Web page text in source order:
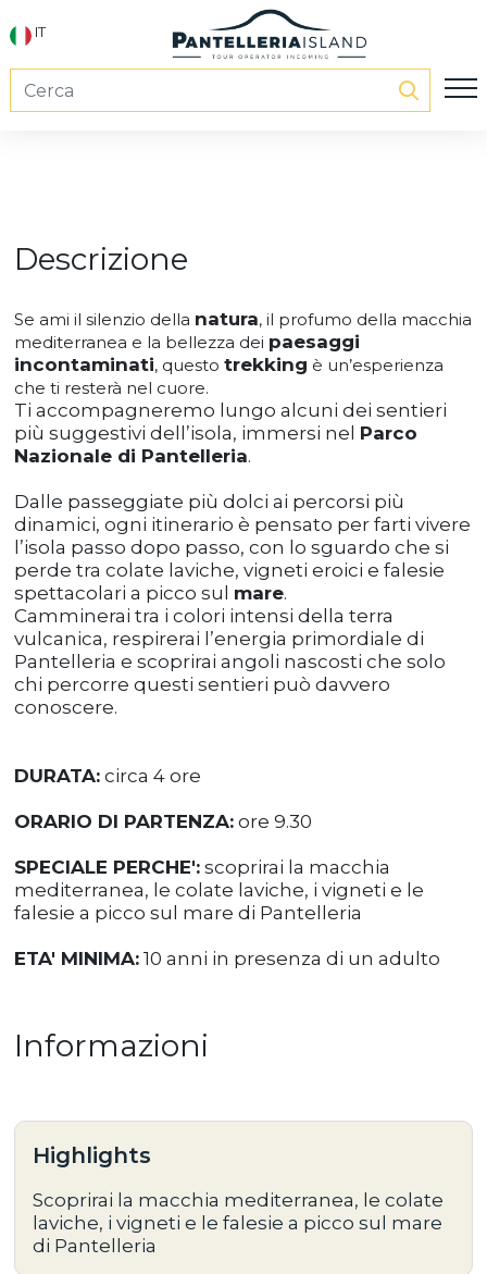
IT
Descrizione
Se ami il silenzio della natura, il profumo della macchia
mediterranea e la bellezza dei paesaggi
incontaminati, questotrekking è un’esperienza
che ti resterà nel cuore.
Ti accompagneremo lungo alcuni dei sentieri
più suggestivi dell’isola, immersi nel Parco
Nazionale di Pantelleria.
Dalle passeggiate più dolci ai percorsi più
dinamici, ogni itinerario è pensato per farti vivere
l’isola passo dopo passo, con lo sguardo che si
perde tra colate laviche, vigneti eroici e falesie
spettacolari a picco sul mare.
Camminerai tra i colori intensi della terra
vulcanica, respirerai l’energia primordiale di
Pantelleria e scoprirai angoli nascosti che solo
chi percorre questi sentieri può davvero
conoscere.
DURATA: circa 4 ore
ORARIO DI PARTENZA: ore 9.30
SPECIALE PERCHE': scoprirai la macchia
mediterranea, le colate laviche, i vigneti e le
falesie a picco sul mare di Pantelleria
ETA' MINIMA: 10 anni in presenza di un adulto
Informazioni
Highlights
Scoprirai la macchia mediterranea, le colate
laviche, i vigneti e le falesie a picco sul mare
di Pantelleria